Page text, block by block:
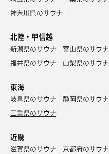
神奈川県のサウナ
北陸・甲信越
新潟県のサウナ 富山県のサウナ
福井県のサウナ
山梨県のサウナ
東海
岐阜県のサウナ 静岡県のサウナ
三重県のサウナ
近畿
滋賀県のサウナ 京都府のサウナ